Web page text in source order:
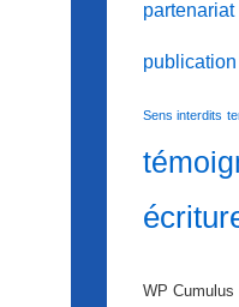
partenariat
publication
Sens interdits
WP